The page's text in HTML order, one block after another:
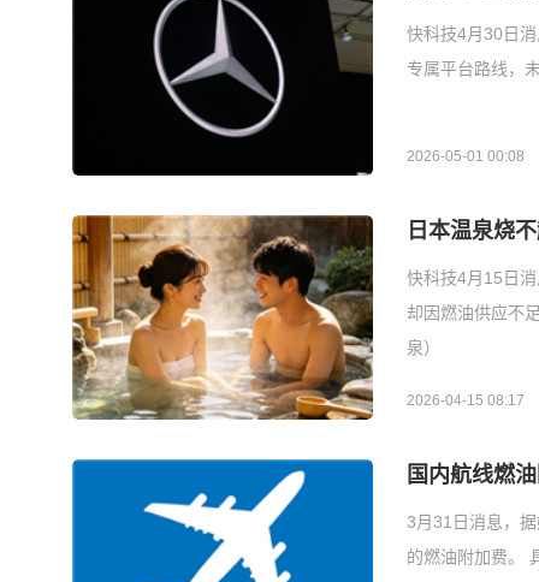
快科技4月30日
专属平台路线，
2026-05-01 00:08
日本温泉烧
快科技4月15日
却因燃油供应不
泉）
2026-04-15 08:17
国内航线燃
3月31日消息，
的燃油附加费。